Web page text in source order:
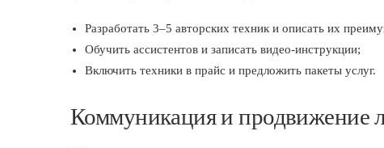
Разработать 3–5 авторских техник и описать их
Обучить ассистентов и записать видео-инструкции;
Включить техники в прайс и предложить пакеты услуг.
Коммуникация и продвижение